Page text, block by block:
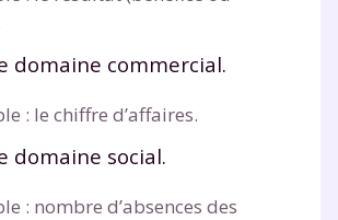
domaine commercial.
: le chiffre d’affaires.
domaine social.
: nombre d’absences des